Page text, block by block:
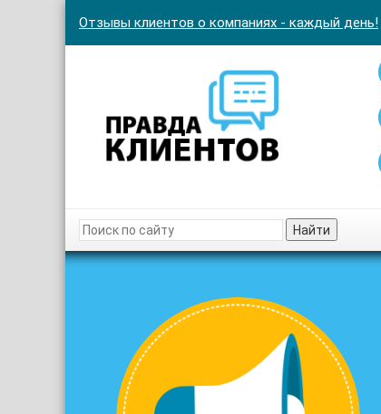
Отзывы клиентов о компаниях - каждый день!
Найти